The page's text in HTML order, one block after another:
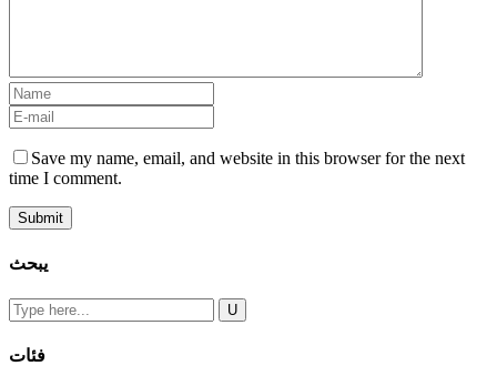
Save my name, email, and website in this browser for the next
time I comment.
يبحث
فئات